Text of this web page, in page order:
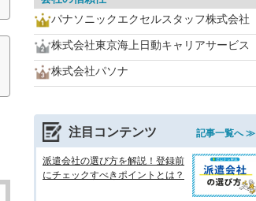
パナソニックエクセルスタッフ株式会社
株式会社東京海上日動キャリアサービス
株式会社パソナ
注目コンテンツ 記事一覧へ ≫
派遣会社の選び方を解説！登録前
にチェックすべきポイントとは？